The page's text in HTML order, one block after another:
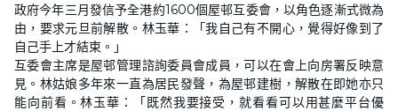
政府今年三月發信予全港約1600個屋邨互委會，以角色逐漸式微為
由，要求元旦前解散。林玉華：「我自己有不開心，覺得好像到了
自己手上才結束。」
互委會主席是屋邨管理諮詢委員會成員，可以在會上向房署反映意
見。林姑娘多年來一直為居民發聲，為屋邨建樹，解散在即她亦只
能向前看。林玉華：「既然我要接受，就看看可以用甚麼平台優